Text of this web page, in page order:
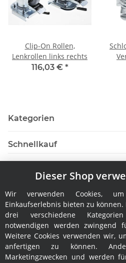
Clip-On Rollen,
Lenkrollen links rechts
116,03 € *
Kategorien
Schnellkauf
Hersteller
Dieser Shop
Wir verwenden Cookies,
Einkaufserlebnis bieten zu können.
drei verschiedene
notwendigen werden zwingend
Weitere Cookies verwenden wir,
anfertigen zu können.
Marketingzwecken und werden